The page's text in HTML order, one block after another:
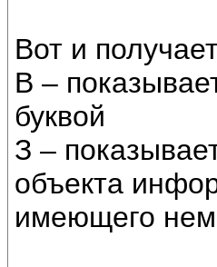
Вот и
В –
буквой
З –
объекта
имеющего